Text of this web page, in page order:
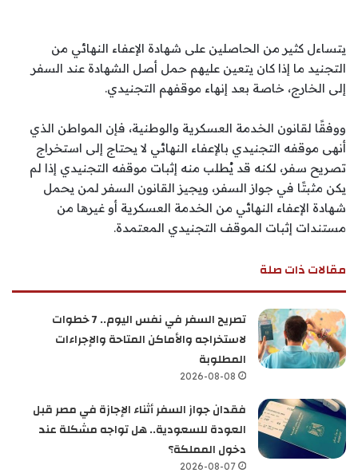
يتساءل كثير من الحاصلين على شهادة الإعفاء النهائي من
التجنيد ما إذا كان يتعين عليهم حمل أصل الشهادة عند السفر
إلى الخارج، خاصة بعد إنهاء موقفهم التجنيدي.
ووفقًا لقانون الخدمة العسكرية والوطنية، فإن المواطن الذي
أنهى موقفه التجنيدي بالإعفاء النهائي لا يحتاج إلى استخراج
تصريح سفر، لكنه قد يُطلب منه إثبات موقفه التجنيدي إذا لم
يكن مثبتًا في جواز السفر، ويجيز القانون السفر لمن يحمل
شهادة الإعفاء النهائي من الخدمة العسكرية أو غيرها من
مستندات إثبات الموقف التجنيدي المعتمدة.
مقالات ذات صلة
تصريح السفر في نفس اليوم.. 7 خطوات
لاستخراجه والأماكن المتاحة والإجراءات
المطلوبة
2026-08-08
فقدان جواز السفر أثناء الإجازة في مصر قبل
العودة للسعودية.. هل تواجه مشكلة عند
دخول المملكة؟
2026-08-07